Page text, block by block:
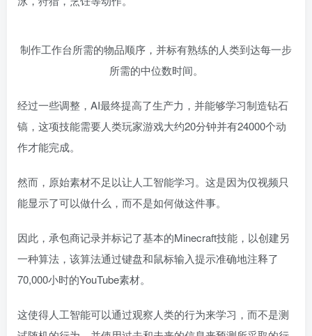
制作工作台所需的物品顺序，并标有熟练的人类到达每一步
所需的中位数时间。
经过一些调整，AI最终提高了生产力，并能够学习制造钻石
镐，这项技能需要人类玩家游戏大约20分钟并有24000个动
作才能完成。
然而，原始素材不足以让人工智能学习。这是因为仅视频只
能显示了可以做什么，而不是如何做这件事。
因此，承包商记录并标记了基本的Minecraft技能，以创建另
一种算法，该算法通过键盘和鼠标输入提示准确地注释了
70,000小时的YouTube素材。
这使得人工智能可以通过观察人类的行为来学习，而不是测